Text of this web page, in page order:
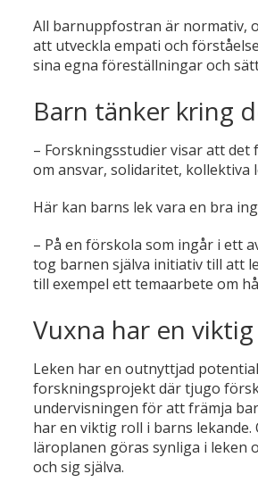
All barnuppfostran är normativ,
att utveckla empati och
sina egna föreställningar och
Barn tänker kring
– Forskningsstudier visar att
om ansvar, solidaritet, kollektiva
Här kan barns lek vara en bra
– På en förskola som ingår i ett
tog barnen själva initiativ till att
till exempel ett temaarbete om
Vuxna har en
Leken har en outnyttjad
forskningsprojekt där tjugo
undervisningen för att främja
har en viktig roll i barns
läroplanen göras synliga i leken
och sig själva.